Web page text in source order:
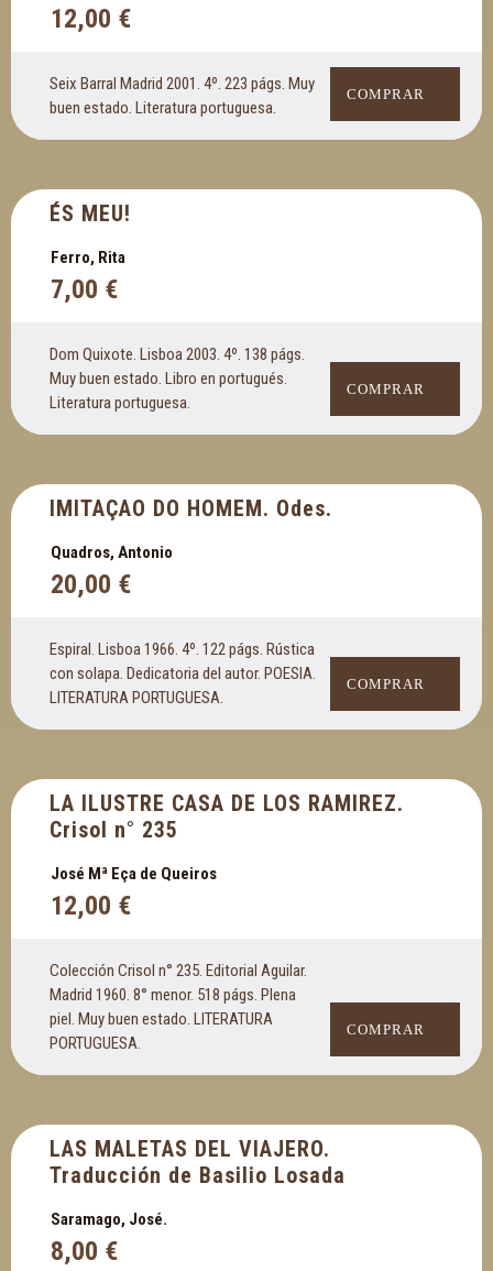
12,00 €
Seix Barral Madrid 2001. 4º. 223 págs. Muy
buen estado. Literatura portuguesa.
COMPRAR
ÉS MEU!
Ferro, Rita
7,00 €
Dom Quixote. Lisboa 2003. 4º. 138 págs.
Muy buen estado. Libro en portugués.
Literatura portuguesa.
COMPRAR
IMITAÇAO DO HOMEM. Odes.
Quadros, Antonio
20,00 €
Espiral. Lisboa 1966. 4º. 122 págs. Rústica
con solapa. Dedicatoria del autor. POESIA.
LITERATURA PORTUGUESA.
COMPRAR
LA ILUSTRE CASA DE LOS RAMIREZ.
Crisol n° 235
José Mª Eça de Queiros
12,00 €
Colección Crisol n° 235. Editorial Aguilar.
Madrid 1960. 8° menor. 518 págs. Plena
piel. Muy buen estado. LITERATURA
PORTUGUESA.
COMPRAR
LAS MALETAS DEL VIAJERO.
Traducción de Basilio Losada
Saramago, José.
8,00 €